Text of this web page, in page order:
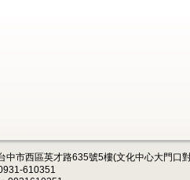
中市西區英才路635號5樓(文化中心大門口
610351